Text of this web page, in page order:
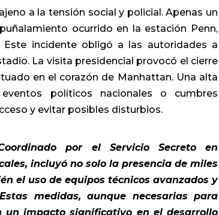
a la tensión social y policial. Apenas un
ocurrido en la estación Penn,
incidente obligó a las autoridades a
La visita presidencial provocó el cierre
en el corazón de Manhattan. Una alta
políticos nacionales o cumbres
y evitar posibles disturbios.
por el Servicio Secreto en
incluyó no solo la presencia de miles
el uso de equipos técnicos avanzados y
medidas, aunque necesarias para
impacto significativo en el desarrollo